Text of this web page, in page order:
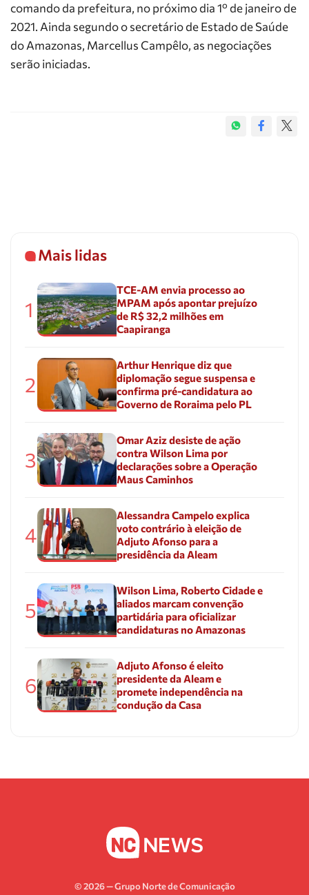
comando da prefeitura, no próximo dia 1º de janeiro de
2021. Ainda segundo o secretário de Estado de Saúde
do Amazonas, Marcellus Campêlo, as negociações
serão iniciadas.
Mais lidas
1
TCE-AM envia processo ao
MPAM após apontar prejuízo
de R$ 32,2 milhões em
Caapiranga
2
Arthur Henrique diz que
diplomação segue suspensa e
confirma pré-candidatura ao
Governo de Roraima pelo PL
3
Omar Aziz desiste de ação
contra Wilson Lima por
declarações sobre a Operação
Maus Caminhos
4
Alessandra Campelo explica
voto contrário à eleição de
Adjuto Afonso para a
presidência da Aleam
5
Wilson Lima, Roberto Cidade e
aliados marcam convenção
partidária para oficializar
candidaturas no Amazonas
6
Adjuto Afonso é eleito
presidente da Aleam e
promete independência na
condução da Casa
© 2026 — Grupo Norte de Comunicação